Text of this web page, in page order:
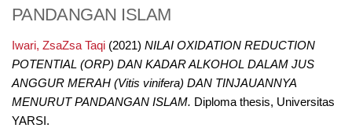
PANDANGAN ISLAM
Iwari, ZsaZsa Taqi(2021) NILAI OXIDATION REDUCTION
POTENTIAL (ORP) DAN KADAR ALKOHOL DALAM JUS
ANGGUR MERAH (Vitis vinifera) DAN TINJAUANNYA
MENURUT PANDANGAN ISLAM. Diploma thesis, Universitas
YARSI.